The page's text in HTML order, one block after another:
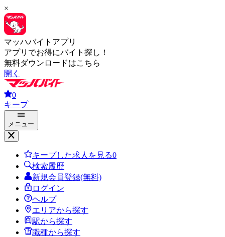
×
マッハバイトアプリ
アプリでお得にバイト探し！
無料ダウンロードはこちら
開く
0
キープ
メニュー
キープした求人を見る0
検索履歴
新規会員登録(無料)
ログイン
ヘルプ
エリアから探す
駅から探す
職種から探す